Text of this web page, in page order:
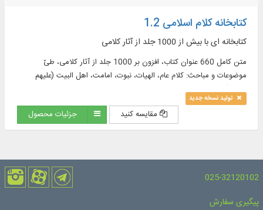
کتابخانه کلام اسلامی 1.2
کتابخانه ای با بیش از 1000 جلد از آثار کلامی
متن کامل 660 عنوان کتاب، افزون بر 1000 جلد از آثار کلامی، طیّ
موضوعات و مباحث: کلام عام، الهیات، نبوت، امامت، اهل البیت (علیهم
السلام)، معاد، تاریخ کلام، روایات کلامی و ...
تولید نسخه جدید
مقایسه کنید جزئیات محصول
025-32120102
پیگیری سفارش